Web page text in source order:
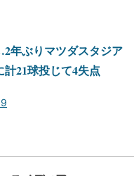
年ぶりマツダスタジア
21球投じて4失点